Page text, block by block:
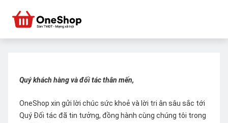
Quý khách hàng và đối tác thân mến,
OneShop xin gửi lời chúc sức khoẻ và lời tri ân sâu sắc tới
Quý Đối tác đã tin tưởng, đồng hành cùng chúng tôi trong